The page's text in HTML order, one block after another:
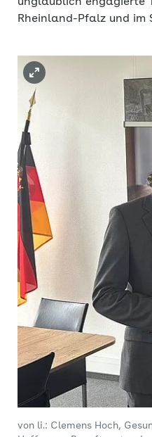
Rheinland-Pfalz und im
von li.: Clemens Hoch,